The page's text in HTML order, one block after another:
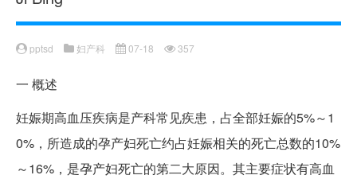
pptsd 妇产科 07-18 357
一 概述
妊娠期高血压疾病是产科常见疾患，占全部妊娠的5%～1
0%，所造成的孕产妇死亡约占妊娠相关的死亡总数的10%
～16%，是孕产妇死亡的第二大原因。其主要症状有高血